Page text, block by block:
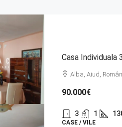
Casa Individuala
Alba, Aiud,
90.000€
3 1
CASE / VILE